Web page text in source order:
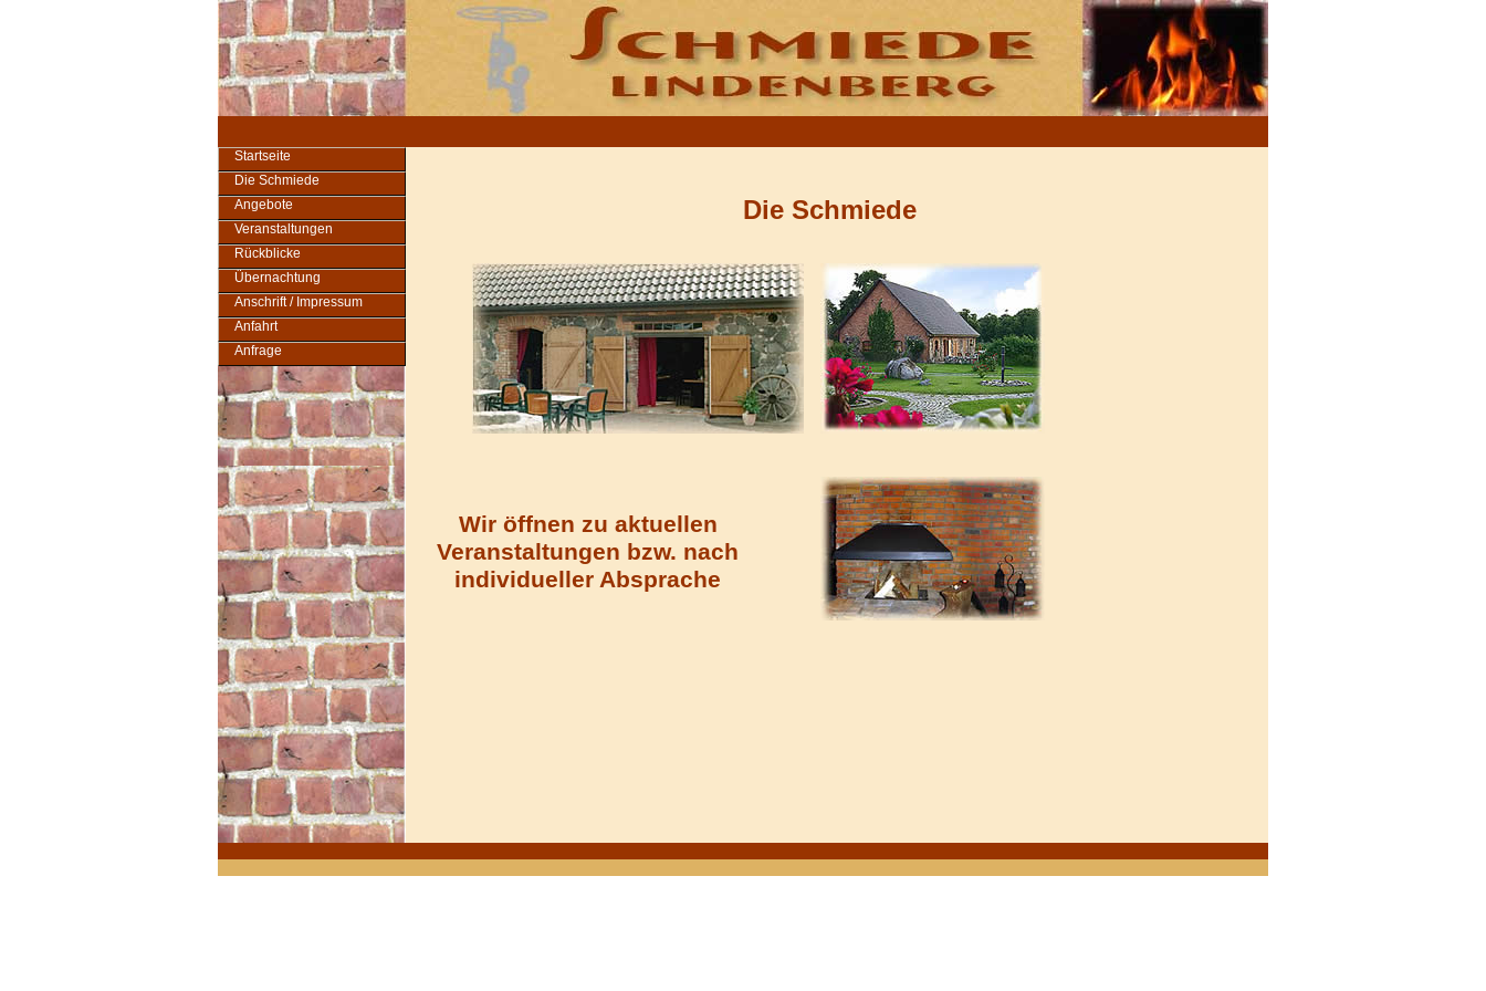
Startseite
Die Schmiede
Angebote
Veranstaltungen
Rückblicke
Übernachtung
Anschrift / Impressum
Anfahrt
Anfrage
Die Schmiede
Wir öffnen zu aktuellen
Veranstaltungen bzw. nach
individueller Absprache